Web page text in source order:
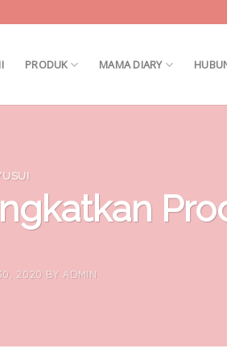
PRODUK MAMA DIARY
2020 BY ADMIN